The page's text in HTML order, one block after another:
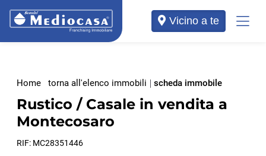
Vicino a te
Home torna all'elenco immobili scheda immobile
Rustico / Casale in vendita a
Montecosaro
RIF: MC28351446